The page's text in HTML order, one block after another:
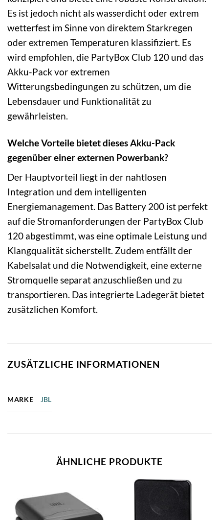
Es ist jedoch nicht als wasserdicht oder extrem
wetterfest im Sinne von direktem Starkregen
oder extremen Temperaturen klassifiziert. Es
wird empfohlen, die PartyBox Club 120 und das
Akku-Pack vor extremen
Witterungsbedingungen zu schützen, um die
Lebensdauer und Funktionalität zu
gewährleisten.
Welche Vorteile bietet dieses Akku-Pack
gegenüber einer externen Powerbank?
Der Hauptvorteil liegt in der nahtlosen
Integration und dem intelligenten
Energiemanagement. Das Battery 200 ist perfekt
auf die Stromanforderungen der PartyBox Club
120 abgestimmt, was eine optimale Leistung und
Klangqualität sicherstellt. Zudem entfällt der
Kabelsalat und die Notwendigkeit, eine externe
Stromquelle separat anzuschließen und zu
transportieren. Das integrierte Ladegerät bietet
zusätzlichen Komfort.
ZUSÄTZLICHE INFORMATIONEN
MARKE JBL
ÄHNLICHE PRODUKTE